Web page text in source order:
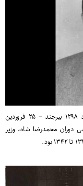
اسدالله علم (۱ مرداد ۱۲۹۸ بیرجند – ۲۵ فروردین
دوران محمدرضا شاه، وزیر